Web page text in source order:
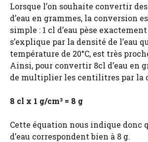
Lorsque l’on souhaite convertir
d’eau en grammes, la conversion
simple : 1 cl d’eau pèse exactement
s’explique par la densité de l’eau
température de 20°C, est très
Ainsi, pour convertir 8cl d’eau en
de multiplier les centilitres par la
8 cl x 1 g/cm³ = 8 g
Cette équation nous indique donc
d’eau correspondent bien à 8 g.